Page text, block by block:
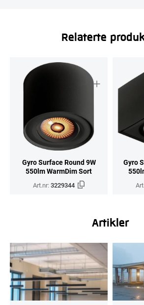
Relaterte
Gyro Surface Round 9W
550lm WarmDim Sort
Art.nr:3229344
Gyro
Artikler